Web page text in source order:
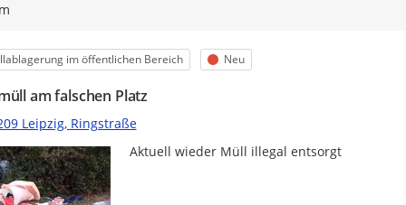
im öffentlichen Bereich Status
Neu
am falschen Platz
Leipzig, Ringstraße
Aktuell wieder Müll illegal entsorgt